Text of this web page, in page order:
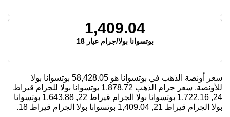
1,409.04
بوتسوانا بولا/جرام عيار 18
سعر أونصة الذهب في بوتسوانا هو 58,428.05 بوتسوانا بولا
للأونصة, سعر جرام الذهب 1,878.72 بوتسوانا بولا للجرام قيراط
24,
1,722.16 بوتسوانا بولا الجرام قيراط 22, 1,643.88 بوتسوانا
بولا الجرام قيراط 21,
1,409.04 بوتسوانا بولا الجرام قيراط 18.